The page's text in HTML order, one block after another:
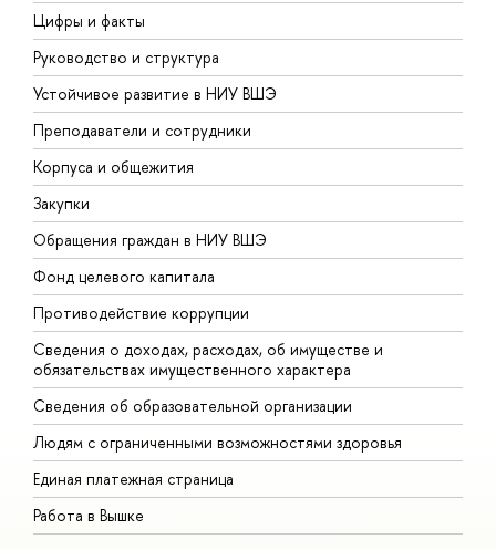
Цифры и факты
Руководство и структура
Устойчивое развитие в НИУ ВШЭ
Преподаватели и сотрудники
Корпуса и общежития
Закупки
Обращения граждан в НИУ ВШЭ
Фонд целевого капитала
Противодействие коррупции
Сведения о доходах, расходах, об имуществе и
обязательствах имущественного характера
Сведения об образовательной организации
Людям с ограниченными возможностями здоровья
Единая платежная страница
Работа в Вышке